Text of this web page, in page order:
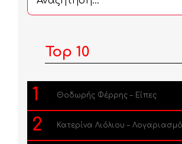
...
Top 10
1 Θοδωρής Φέρρης – Είπες
2 Κατερίνα Λιόλιου –